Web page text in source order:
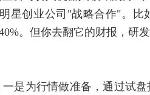
星创业公司"战略合作"。比
。但你去翻它的财报，研发
为行情做准备，通过试盘